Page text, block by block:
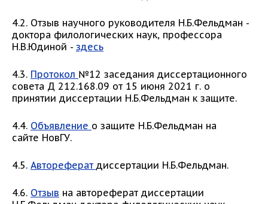
4.2. Отзыв научного руководителя Н.Б.Фельдман -
доктора филологических наук, профессора
Н.В.Юдиной - здесь
4.3. Протокол №12 заседания диссертационного
совета Д 212.168.09 от 15 июня 2021 г. о
принятии диссертации Н.Б.Фельдман к защите.
4.4. Объявление о защите Н.Б.Фельдман на
сайте НовГУ.
4.5. Автореферат диссертации Н.Б.Фельдман.
4.6. Отзыв на автореферат диссертации